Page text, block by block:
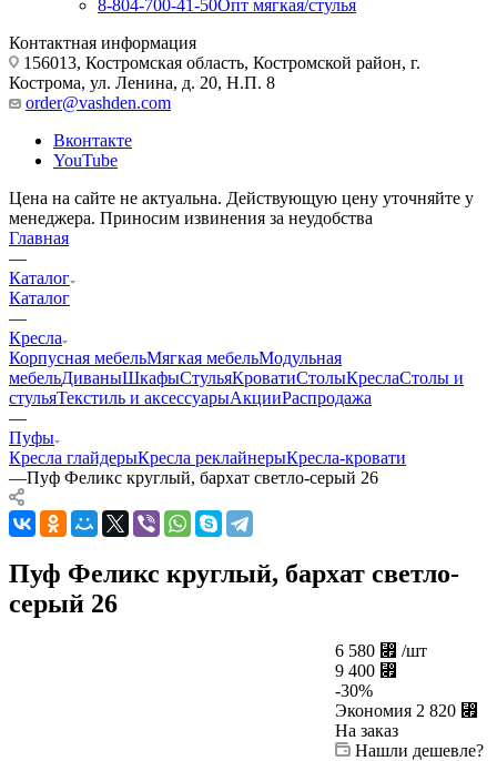
8-804-700-41-50Опт мягкая/стулья
Контактная информация
156013, Костромская область, Костромской район, г.
Кострома, ул. Ленина, д. 20, Н.П. 8
order@vashden.com
Вконтакте
YouTube
Цена на сайте не актуальна. Действующую цену уточняйте у
менеджера. Приносим извинения за неудобства
Главная
—
Каталог
Каталог
—
Кресла
Корпусная мебельМягкая мебельМодульная
мебельДиваныШкафыСтульяКроватиСтолыКреслаСтолы и
стульяТекстиль и аксессуарыАкцииРаспродажа
—
Пуфы
Кресла глайдерыКресла реклайнерыКресла-кровати
—Пуф Феликс круглый, бархат светло-серый 26
Пуф Феликс круглый, бархат светло-
серый 26
6 580 ⃏ /шт
9 400 ⃏
-30%
Экономия 2 820 ⃏
На заказ
Нашли дешевле?